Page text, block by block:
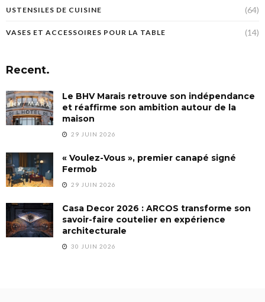
USTENSILES DE CUISINE (64)
VASES ET ACCESSOIRES POUR LA TABLE (14)
Recent.
Le BHV Marais retrouve son indépendance
et réaffirme son ambition autour de la
maison
29 JUIN 2026
« Voulez-Vous », premier canapé signé
Fermob
29 JUIN 2026
Casa Decor 2026 : ARCOS transforme son
savoir-faire coutelier en expérience
architecturale
30 JUIN 2026